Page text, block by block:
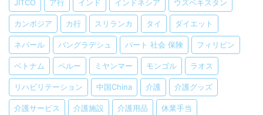
JITCO ア行 インド インドネシア ウズベキスタン
カンボジア カ行 スリランカ タイ ダイエット
ネパール バングラデシュ パート 社会 保険 フィリピン
ベトナム ペルー ミヤンマー モンゴル ラオス
リハビリテーション 中国China 介護 介護グッズ
介護サービス 介護施設 介護用品 休業手当